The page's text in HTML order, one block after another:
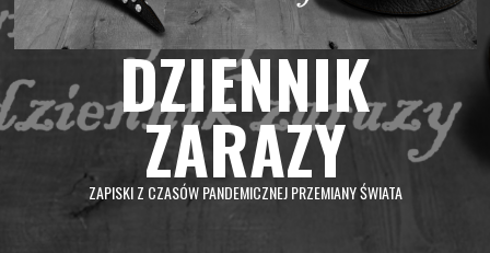
DZIENNIK
ZARAZY
ZAPISKI Z CZASÓW PANDEMICZNEJ PRZEMIANY ŚWIATA